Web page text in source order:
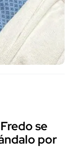
se
por